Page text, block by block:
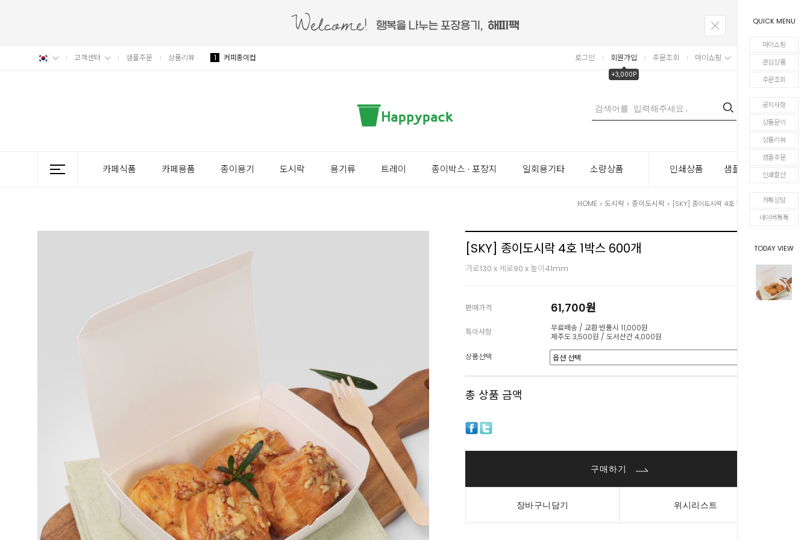
QUICK MENU
마이쇼핑
관심상품
주문조회
공지사항
상품문의
상품리뷰
샘플주문
인쇄칼선
카톡상담
네이버톡톡
TODAY VIEW
고객센터 샘플주문 상품리뷰 1 커피종이컵 로그인 회원가입
+3,000P
주문조회 마이쇼핑 장바구니
0
카페식품 카페용품 종이용기 도시락 용기류 트레이 종이박스 · 포장지 일회용기타 소량상품 인쇄상품 샘플주문
HOME > 도시락 > 종이도시락 > [SKY] 종이도시락 4호 1박스 600개
[SKY] 종이도시락 4호 1박스 600개
가로130 x 세로90 x 높이41mm
판매가격 61,700원
특이사항
무료배송 / 교환·반품시 11,000원
제주도 3,500원 / 도서산간 4,000원
상품선택
총 상품 금액
구매하기
장바구니담기 위시리스트